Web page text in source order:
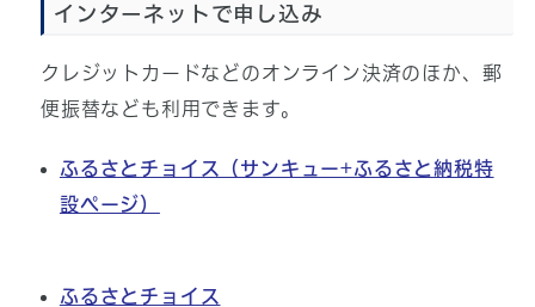
インターネットで申し込み
クレジットカードなどのオンライン決済のほか、郵
便振替なども利用できます。
ふるさとチョイス（サンキュー+ふるさと納税特
設ページ）
ふるさとチョイス